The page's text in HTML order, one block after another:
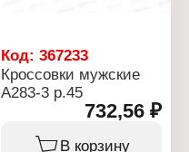
Код:367233
Кроссовки мужские
А283-3 р.45
732,56 ₽
В корзину